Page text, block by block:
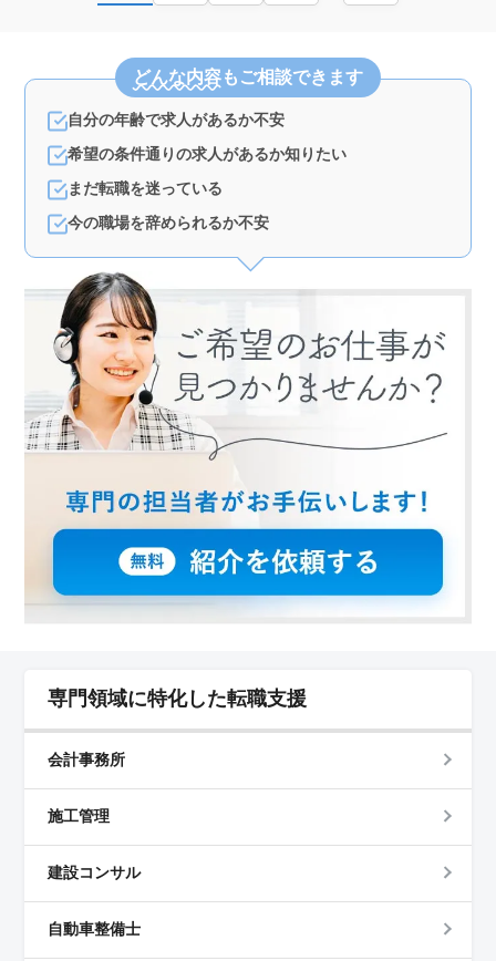
どんな内容もご相談できます
自分の年齢で求人があるか不安
希望の条件通りの求人があるか知りたい
まだ転職を迷っている
今の職場を辞められるか不安
専門領域に特化した転職支援
会計事務所
施工管理
建設コンサル
自動車整備士